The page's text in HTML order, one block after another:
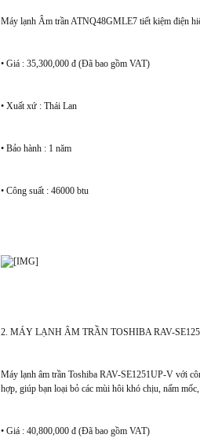
Máy lạnh Âm trần ATNQ48GMLE7 tiết kiệm điện
• Giá : 35,300,000 đ (Đã bao gồm VAT)
• Xuất xứ : Thái Lan
• Bảo hành : 1 năm
• Công suất : 46000 btu
2. MÁY LẠNH ÂM TRẦN TOSHIBA RAV-
Máy lạnh âm trần Toshiba RAV-SE1251UP-V với
hợp, giúp bạn loại bỏ các mùi hôi khó chịu, nấm
• Giá : 40,800,000 đ (Đã bao gồm VAT)